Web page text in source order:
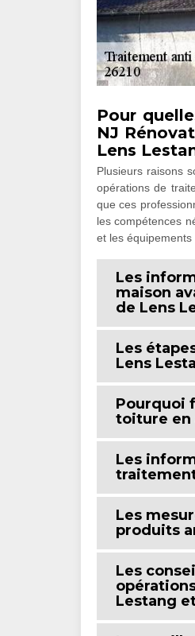
Pour
NJ
Lens
Plusieurs raisons
opérations de
que ces
les compétences
et les
Les
maison
de Lens
Les
Lens
Pourquoi
toiture en
Les
Les
produits
Les
Lestang